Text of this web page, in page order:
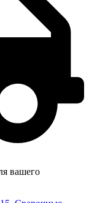
вашего